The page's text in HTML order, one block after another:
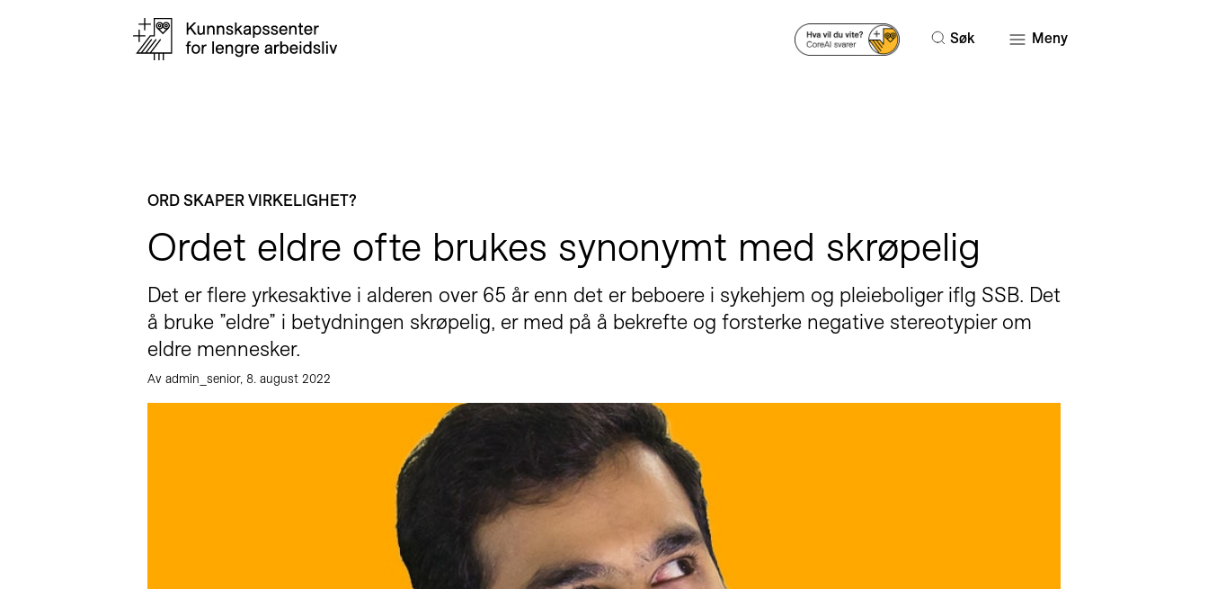
Søk Meny
ORD SKAPER VIRKELIGHET?
Ordet eldre ofte brukes synonymt med skrøpelig
Det er flere yrkesaktive i alderen over 65 år enn det er beboere i sykehjem og pleieboliger iflg SSB. Det
å bruke ”eldre” i betydningen skrøpelig, er med på å bekrefte og forsterke negative stereotypier om
eldre mennesker.
Av admin_senior, 8. august 2022